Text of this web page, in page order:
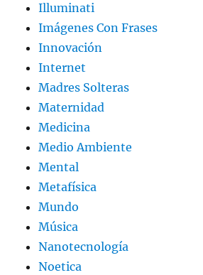
Illuminati
Imágenes Con Frases
Innovación
Internet
Madres Solteras
Maternidad
Medicina
Medio Ambiente
Mental
Metafísica
Mundo
Música
Nanotecnología
Noetica